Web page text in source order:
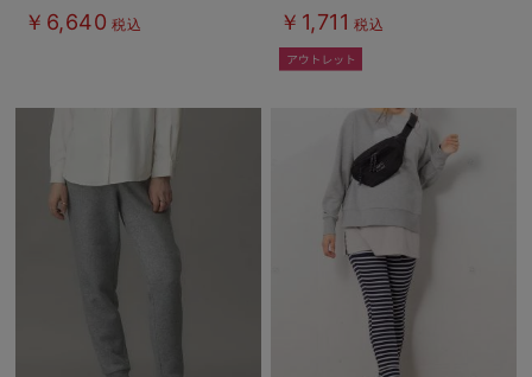
ェア・授乳服【出産後も長く使え
る】
￥6,640 税込 ￥1,711 税込